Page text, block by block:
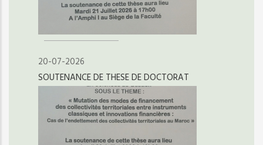
20-07-2026
SOUTENANCE DE THESE DE DOCTORAT